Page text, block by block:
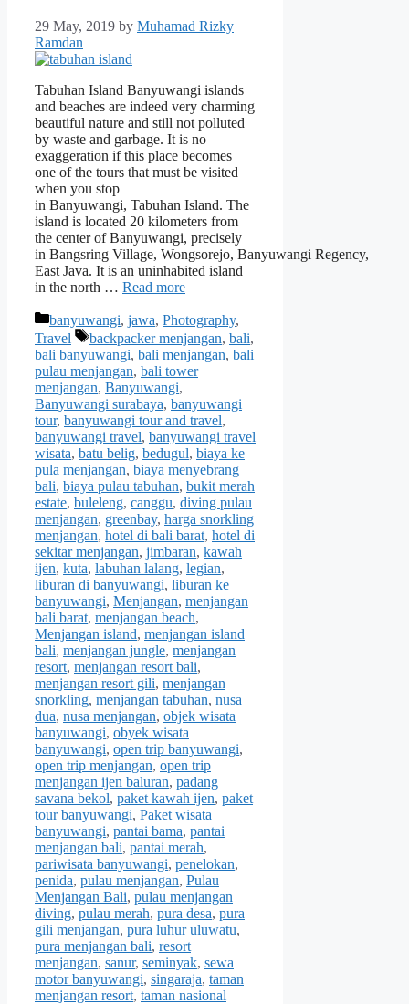
29 May, 2019 by Muhamad Rizky
Ramdan
Tabuhan Island Banyuwangi islands
and beaches are indeed very charming
beautiful nature and still not polluted
by waste and garbage. It is no
exaggeration if this place becomes
one of the tours that must be visited
when you stop
in Banyuwangi, Tabuhan Island. The
island is located 20 kilometers from
the center of Banyuwangi, precisely
in Bangsring Village, Wongsorejo, Banyuwangi Regency,
East Java. It is an uninhabited island
in the north … Read more
Categories
banyuwangi, jawa, Photography,
Travel
Tags
backpacker menjangan, bali,
bali banyuwangi, bali menjangan, bali
pulau menjangan, bali tower
menjangan, Banyuwangi,
Banyuwangi surabaya, banyuwangi
tour, banyuwangi tour and travel,
banyuwangi travel, banyuwangi travel
wisata, batu belig, bedugul, biaya ke
pula menjangan, biaya menyebrang
bali, biaya pulau tabuhan, bukit merah
estate, buleleng, canggu, diving pulau
menjangan, greenbay, harga snorkling
menjangan, hotel di bali barat, hotel di
sekitar menjangan, jimbaran, kawah
ijen, kuta, labuhan lalang, legian,
liburan di banyuwangi, liburan ke
banyuwangi, Menjangan, menjangan
bali barat, menjangan beach,
Menjangan island, menjangan island
bali, menjangan jungle, menjangan
resort, menjangan resort bali,
menjangan resort gili, menjangan
snorkling, menjangan tabuhan, nusa
dua, nusa menjangan, objek wisata
banyuwangi, obyek wisata
banyuwangi, open trip banyuwangi,
open trip menjangan, open trip
menjangan ijen baluran, padang
savana bekol, paket kawah ijen, paket
tour banyuwangi, Paket wisata
banyuwangi, pantai bama, pantai
menjangan bali, pantai merah,
pariwisata banyuwangi, penelokan,
penida, pulau menjangan, Pulau
Menjangan Bali, pulau menjangan
diving, pulau merah, pura desa, pura
gili menjangan, pura luhur uluwatu,
pura menjangan bali, resort
menjangan, sanur, seminyak, sewa
motor banyuwangi, singaraja, taman
menjangan resort, taman nasional